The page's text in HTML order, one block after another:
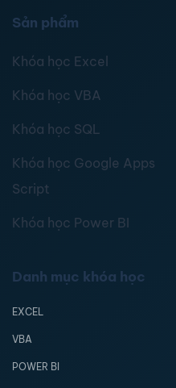
Sản phẩm
Khóa học Excel
Khóa học VBA
Khóa học SQL
Khóa học Google Apps
Script
Khóa học Power BI
Danh mục khóa học
EXCEL
VBA
POWER BI